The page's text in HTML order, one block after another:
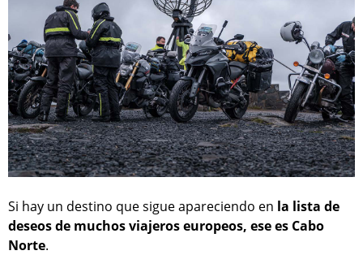
Si hay un destino que sigue apareciendo en la lista de
deseos de muchos viajeros europeos, ese es Cabo
Norte.